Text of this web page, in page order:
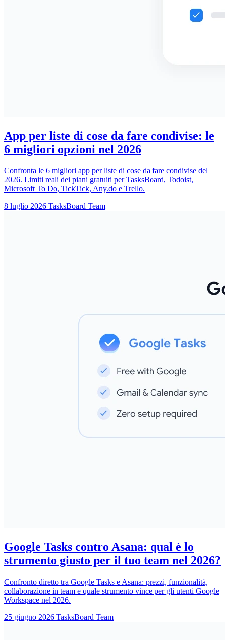
App per liste di cose da fare condivise: le
6 migliori opzioni nel 2026
Confronta le 6 migliori app per liste di cose da fare condivise del
2026. Limiti reali dei piani gratuiti per TasksBoard, Todoist,
Microsoft To Do, TickTick, Any.do e Trello.
8 luglio 2026 TasksBoard Team
Google Tasks contro Asana: qual è lo
strumento giusto per il tuo team nel 2026?
Confronto diretto tra Google Tasks e Asana: prezzi, funzionalità,
collaborazione in team e quale strumento vince per gli utenti Google
Workspace nel 2026.
25 giugno 2026 TasksBoard Team